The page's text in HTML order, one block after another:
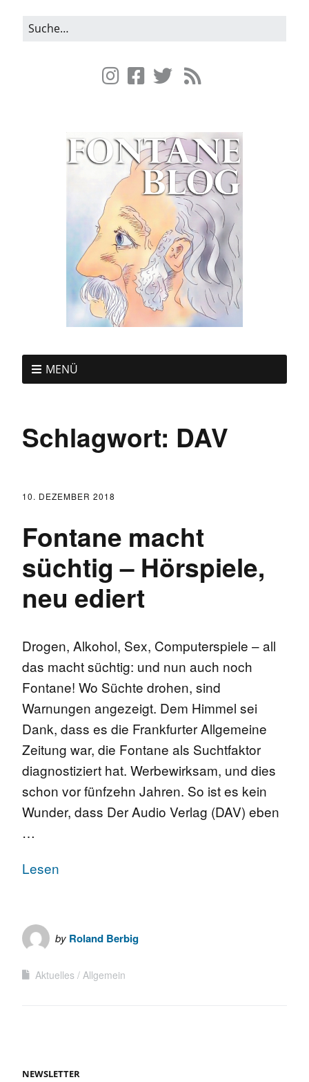
MENÜ
Schlagwort: DAV
10. DEZEMBER 2018
Fontane macht
süchtig – Hörspiele,
neu ediert
Drogen, Alkohol, Sex, Computerspiele – all
das macht süchtig: und nun auch noch
Fontane! Wo Süchte drohen, sind
Warnungen angezeigt. Dem Himmel sei
Dank, dass es die Frankfurter Allgemeine
Zeitung war, die Fontane als Suchtfaktor
diagnostiziert hat. Werbewirksam, und dies
schon vor fünfzehn Jahren. So ist es kein
Wunder, dass Der Audio Verlag (DAV) eben
…
Lesen
by Roland Berbig
Aktuelles Allgemein
NEWSLETTER